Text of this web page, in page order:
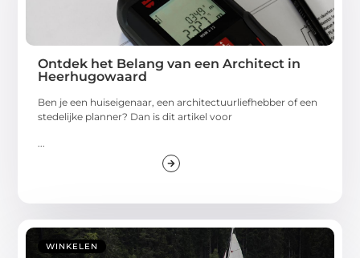
Ontdek het Belang van een Architect in
Heerhugowaard
Ben je een huiseigenaar, een architectuurliefhebber of een
stedelijke planner? Dan is dit artikel voor
WINKELEN